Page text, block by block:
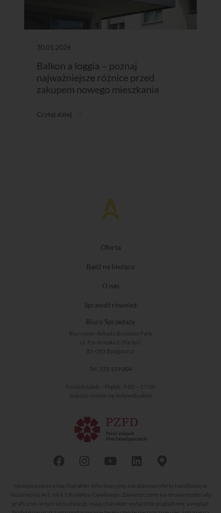
30.01.2026
Balkon a loggia – poznaj
najważniejsze różnice przed
zakupem nowego mieszkania
Czytaj dalej
Oferta
Bądź na bieżąco
O nas
Sprawdź również
Biuro Sprzedaży
Biurowiec Arkada Business Park
ul. Fordońska 2 (Parter)
85-085 Bydgoszcz
Tel. 525 119 004
Poniedziałek – Piątek: 9:00 – 17:00
Sobota: umów się indywidualnie
Niniejsza strona ma charakter informacyjny, nie stanowi oferty handlowej w
rozumieniu Art. 66 § 1 Kodeksu Cywilnego. Zamieszczone na stronie materiały
graficzne, w tym wizualizacje, mają charakter wyłącznie poglądowy, a wygląd